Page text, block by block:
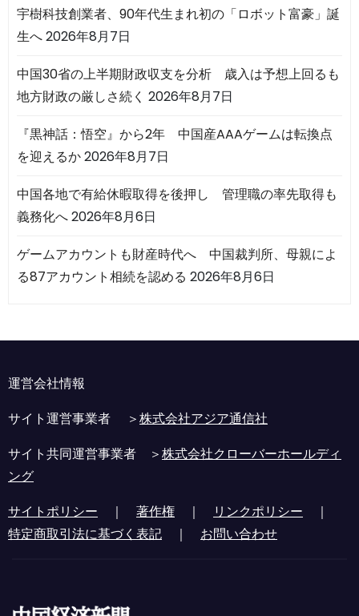
宇樹科技創業者、90年代生まれ初の「ロボット富豪」誕
生へ2026年8月7日
中国30省の上半期財政収支を分析 歳入は予想上回るも
地方財政の厳しさ続く 2026年8月7日
『黒神話：悟空』から2年 中国産AAAゲームは転換点
を迎えるか2026年8月7日
中国各地で有給休暇取得を後押し 管理職の率先取得も
義務化へ2026年8月6日
ゲームアカウントも財産時代へ 中国裁判所、母親によ
る87アカウント相続を認める 2026年8月6日
運営会社情報
サイト運営事業者 ＞株式会社アジア通信社
サイト共同運営事業者 ＞株式会社クローバーホールディ
ング
サイトポリシー ｜ 著作権 ｜ リンクポリシー ｜
特定商取引法に基づく表記 ｜ お問い合わせ